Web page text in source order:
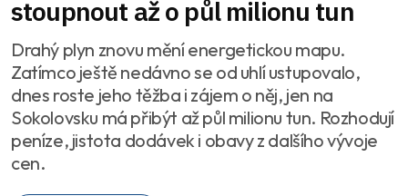
stoupnout až o půl milionu tun
Drahý plyn znovu mění energetickou mapu.
Zatímco ještě nedávno se od uhlí ustupovalo,
dnes roste jeho těžba i zájem o něj, jen na
Sokolovsku má přibýt až půl milionu tun. Rozhodují
peníze, jistota dodávek i obavy z dalšího vývoje
cen.